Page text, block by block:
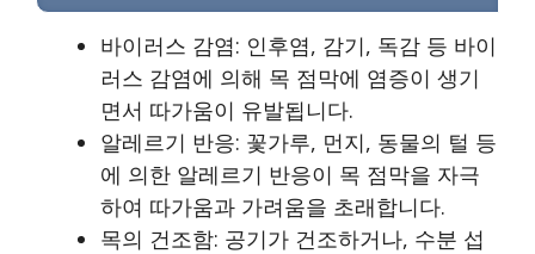
바이러스 감염: 인후염, 감기, 독감 등 바이
러스 감염에 의해 목 점막에 염증이 생기
면서 따가움이 유발됩니다.
알레르기 반응: 꽃가루, 먼지, 동물의 털 등
에 의한 알레르기 반응이 목 점막을 자극
하여 따가움과 가려움을 초래합니다.
목의 건조함: 공기가 건조하거나, 수분 섭